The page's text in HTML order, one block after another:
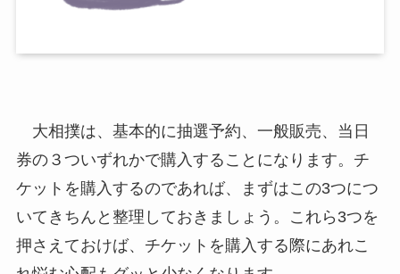
大相撲は、基本的に抽選予約、一般販売、当日
券の３ついずれかで購入することになります。チ
ケットを購入するのであれば、まずはこの3つにつ
いてきちんと整理しておきましょう。これら3つを
押さえておけば、チケットを購入する際にあれこ